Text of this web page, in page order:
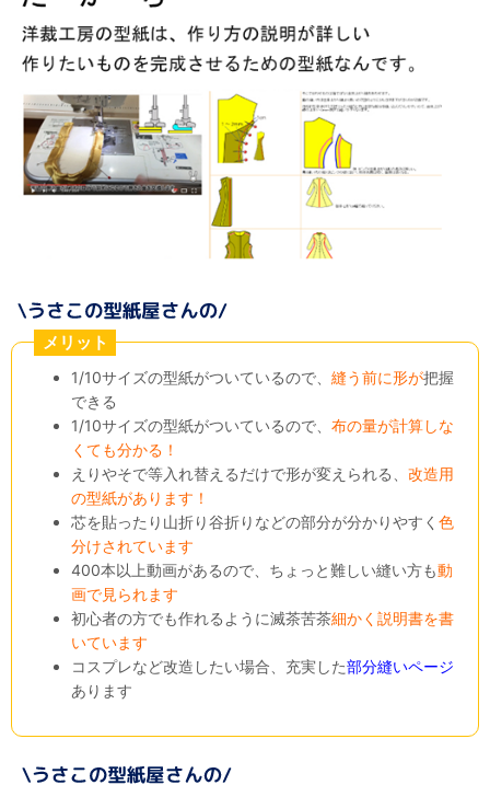
メリット
1/10サイズの型紙がついているので、縫う前に形が把握
できる
1/10サイズの型紙がついているので、布の量が計算しな
くても分かる！
えりやそで等入れ替えるだけで形が変えられる、改造用
の型紙があります！
芯を貼ったり山折り谷折りなどの部分が分かりやすく色
分けされています
400本以上動画があるので、ちょっと難しい縫い方も動
画で見られます
初心者の方でも作れるように滅茶苦茶細かく説明書を書
いています
コスプレなど改造したい場合、充実した部分縫いページ
あります